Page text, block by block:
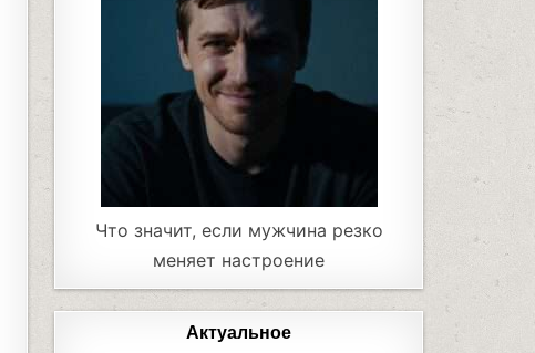
Что значит, если мужчина резко
меняет настроение
Актуальное